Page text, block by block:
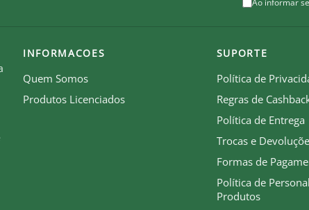
do Fluminense.
oficial você fortalece seu clube que recebe royalties
INFORMACOES
Quem Somos
Produtos Licenciados
SUPORTE
Política de
Regras de
Política de Entrega
Trocas e
Formas de
Política de
Produtos